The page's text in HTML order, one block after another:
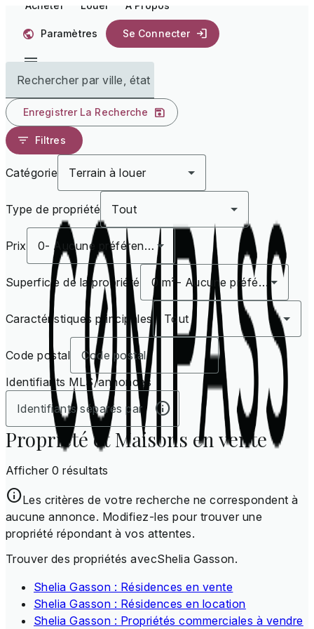
Acheter Louer À Propos
Paramètres Se Connecter
Rechercher par ville, état
Enregistrer La Recherche
Filtres
Catégorie Terrain à louer
Type de propriété Tout
Prix 0- Aucune préférence
Superficie de la propriété 0 m² - Aucune préférence
Caractéristiques principales Tout
Code postal
Identifiants MLS/annonces
Propriété et Maisons en vente
Afficher 0 résultats
Les critères de votre recherche ne correspondent à
aucune annonce. Modifiez-les pour trouver une
propriété répondant à vos attentes.
Trouver des propriétés avecShelia Gasson.
Shelia Gasson : Résidences en vente
Shelia Gasson : Résidences en location
Shelia Gasson : Propriétés commerciales à vendre